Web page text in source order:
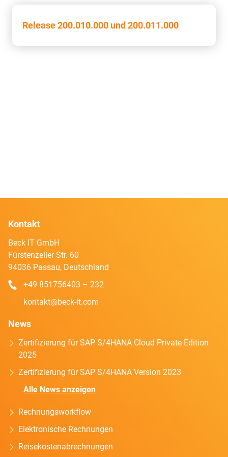
Release 200.010.000 und 200.011.000
Kontakt
Beck IT GmbH
Fürstenzeller Str. 60
94036 Passau, Deutschland
+49 851756403 – 232
kontakt@beck-it.com
News
Zertifizierung für SAP S/4HANA Cloud Private Edition
2025
Zertifizierung für SAP S/4HANA Version 2023
Alle News anzeigen
Rechnungsworkflow
Elektronische Rechnungen
Reisekostenabrechnungen